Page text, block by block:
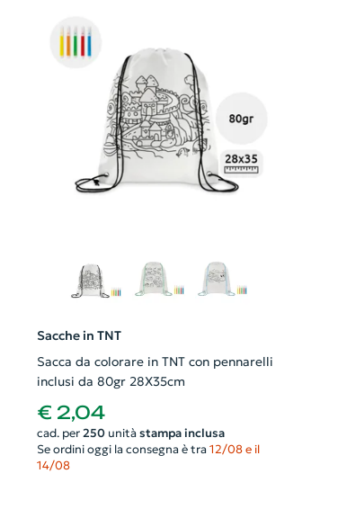
Sacche in TNT
Sacca da colorare in TNT con pennarelli
inclusi da 80gr 28X35cm
€ 2,04
cad. per 250unità stampa inclusa
Se ordini oggi la consegna è tra 12/08 e il
14/08